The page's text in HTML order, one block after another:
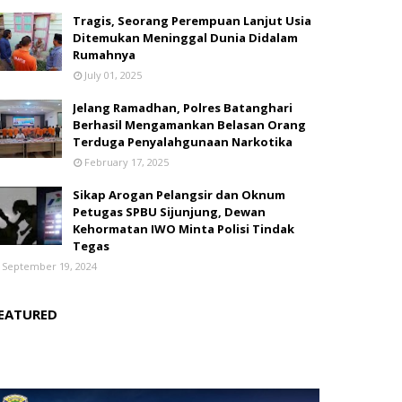
Tragis, Seorang Perempuan Lanjut Usia
Ditemukan Meninggal Dunia Didalam
Rumahnya
July 01, 2025
Jelang Ramadhan, Polres Batanghari
Berhasil Mengamankan Belasan Orang
Terduga Penyalahgunaan Narkotika
February 17, 2025
Sikap Arogan Pelangsir dan Oknum
Petugas SPBU Sijunjung, Dewan
Kehormatan IWO Minta Polisi Tindak
Tegas
September 19, 2024